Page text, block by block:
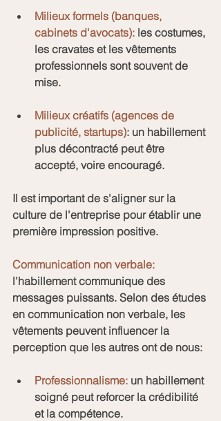
Milieux formels (banques,
cabinets d'avocats): les costumes,
les cravates et les vêtements
professionnels sont souvent de
mise.
Milieux créatifs (agences de
publicité, startups): un habillement
plus décontracté peut être
accepté, voire encouragé.
Il est important de s'aligner sur la
culture de l'entreprise pour établir une
première impression positive.
Communication non verbale:
l'habillement communique des
messages puissants. Selon des études
en communication non verbale, les
vêtements peuvent influencer la
perception que les autres ont de nous:
Professionnalisme: un habillement
soigné peut reforcer la crédibilité
et la compétence.